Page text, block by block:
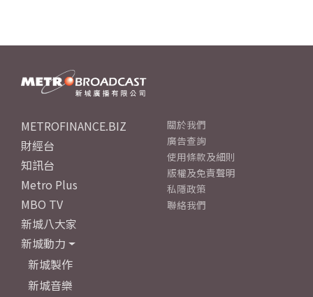
METROFINANCE.BIZ
財經台
知訊台
Metro Plus
MBO TV
新城八大家
新城動力
新城製作
新城音樂
關於我們
廣告查詢
使用條款及細則
版權及免責聲明
私隱政策
聯絡我們